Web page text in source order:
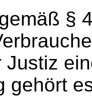
§
Justiz
gehört